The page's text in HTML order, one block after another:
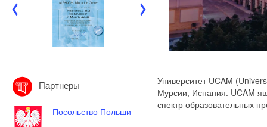
Партнеры
Посольство Польши
Университет UCAM
Мурсии, Испания. UCAM
спектр образовательных